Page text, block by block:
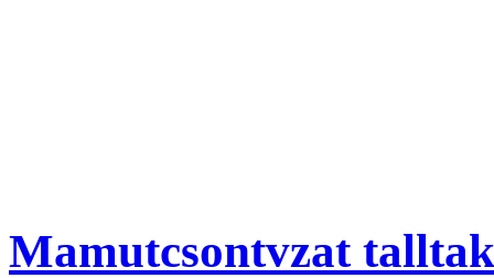
Mamutcsontvzat